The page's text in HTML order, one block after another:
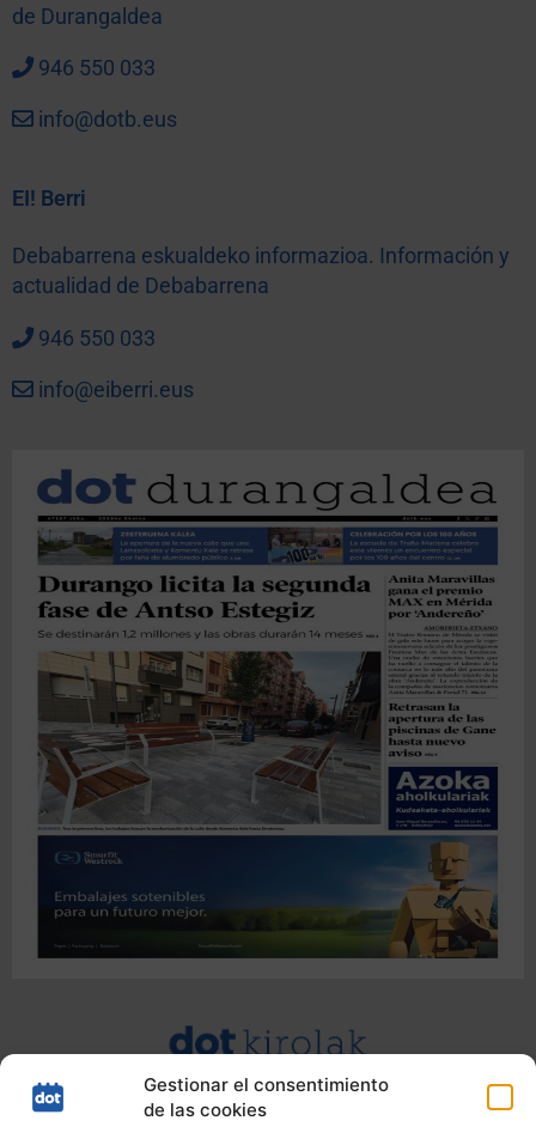
Gestionar el consentimiento
de las cookies
de Durangaldea
946 550 033
info@dotb.eus
EI! Berri
Debabarrena eskualdeko informazioa. Información y
actualidad de Debabarrena
946 550 033
info@eiberri.eus